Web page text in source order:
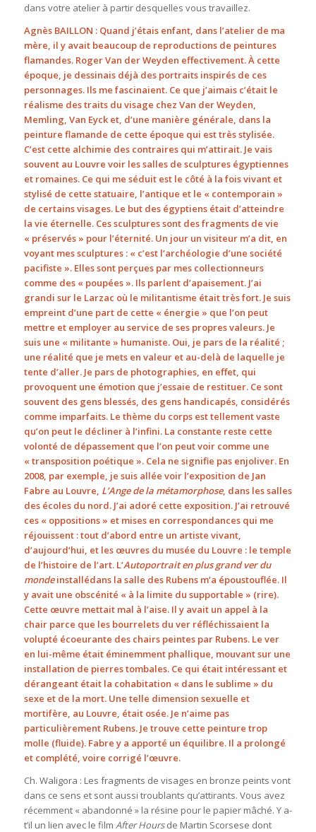
dans votre atelier à partir desquelles vous travaillez.
Agnès BAILLON : Quand j’étais enfant, dans l’atelier de ma
mère, il y avait beaucoup de reproductions de peintures
flamandes. Roger Van der Weyden effectivement. À cette
époque, je dessinais déjà des portraits inspirés de ces
personnages. Ils me fascinaient. Ce que j’aimais c’était le
réalisme des traits du visage chez Van der Weyden,
Memling, Van Eyck et, d’une manière générale, dans la
peinture flamande de cette époque qui est très stylisée.
C’est cette alchimie des contraires qui m’attirait. Je vais
souvent au Louvre voir les salles de sculptures égyptiennes
et romaines. Ce qui me séduit est le côté à la fois vivant et
stylisé de cette statuaire, l’antique et le « contemporain »
de certains visages. Le but des égyptiens était d’atteindre
la vie éternelle. Ces sculptures sont des fragments de vie
« préservés » pour l’éternité. Un jour un visiteur m’a dit, en
voyant mes sculptures : « c’est l’archéologie d’une société
pacifiste ». Elles sont perçues par mes collectionneurs
comme des « poupées ». Ils parlent d’apaisement. J’ai
grandi sur le Larzac où le militantisme était très fort. Je suis
empreint d’une part de cette « énergie » que l’on peut
mettre et employer au service de ses propres valeurs. Je
suis une « militante » humaniste. Oui, je pars de la réalité ;
une réalité que je mets en valeur et au-delà de laquelle je
tente d’aller. Je pars de photographies, en effet, qui
provoquent une émotion que j’essaie de restituer. Ce sont
souvent des gens blessés, des gens handicapés, considérés
comme imparfaits. Le thème du corps est tellement vaste
qu’on peut le décliner à l’infini. La constante reste cette
volonté de dépassement que l’on peut voir comme une
« transposition poétique ». Cela ne signifie pas enjoliver. En
2008, par exemple, je suis allée voir l’exposition de Jan
Fabre au Louvre, L’Ange de la métamorphose, dans les salles
des écoles du nord. J’ai adoré cette exposition. J’ai retrouvé
ces « oppositions » et mises en correspondances qui me
réjouissent : tout d’abord entre un artiste vivant,
d’aujourd’hui, et les œuvres du musée du Louvre : le temple
de l’histoire de l’art. L’Autoportrait en plus grand ver du
mondeinstallédans la salle des Rubens m’a époustouflée. Il
y avait une obscénité « à la limite du supportable » (rire).
Cette œuvre mettait mal à l’aise. Il y avait un appel à la
chair parce que les bourrelets du ver réfléchissaient la
volupté écoeurante des chairs peintes par Rubens. Le ver
en lui-même était éminemment phallique, mouvant sur une
installation de pierres tombales. Ce qui était intéressant et
dérangeant était la cohabitation « dans le sublime » du
sexe et de la mort. Une telle dimension sexuelle et
mortifère, au Louvre, était osée. Je n’aime pas
particulièrement Rubens. Je trouve cette peinture trop
molle (fluide). Fabre y a apporté un équilibre. Il a prolongé
et complété, voire corrigé l’œuvre.
Ch. Waligora : Les fragments de visages en bronze peints vont
dans ce sens et sont aussi troublants qu’attirants. Vous avez
récemment « abandonné » la résine pour le papier mâché. Y a-
t’il un lien avec le film After Hoursde Martin Scorsese dont